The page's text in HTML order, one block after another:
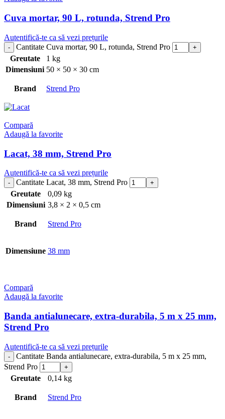
Cuva mortar, 90 L, rotunda, Strend Pro
Autentifică-te ca să vezi prețurile
Cantitate Cuva mortar, 90 L, rotunda, Strend Pro
Greutate
1 kg
Dimensiuni 50 × 50 × 30 cm
Brand Strend Pro
Compară
Adaugă la favorite
Lacat, 38 mm, Strend Pro
Autentifică-te ca să vezi prețurile
Cantitate Lacat, 38 mm, Strend Pro
Greutate
0,09 kg
Dimensiuni 3,8 × 2 × 0,5 cm
Brand Strend Pro
Dimensiune 38 mm
Compară
Adaugă la favorite
Banda antialunecare, extra-durabila, 5 m x 25 mm,
Strend Pro
Autentifică-te ca să vezi prețurile
Cantitate Banda antialunecare, extra-durabila, 5 m x 25 mm,
Strend Pro
Greutate
0,14 kg
Brand Strend Pro